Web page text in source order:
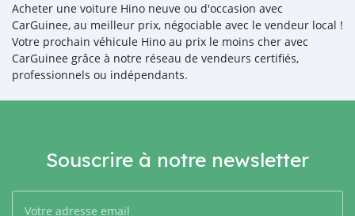
Acheter une voiture Hino neuve ou d'occasion avec
CarGuinee, au meilleur prix, négociable avec le vendeur local !
Votre prochain véhicule Hino au prix le moins cher avec
CarGuinee grâce à notre réseau de vendeurs certifiés,
professionnels ou indépendants.
Souscrire à notre newsletter